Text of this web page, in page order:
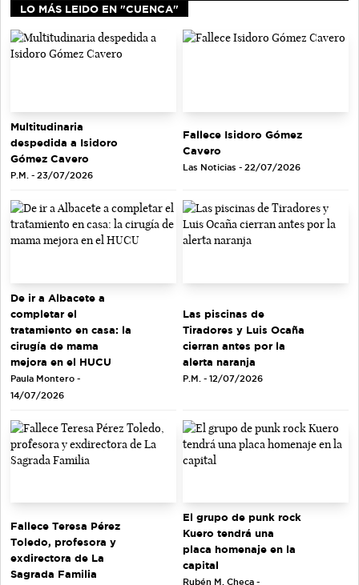
LO MÁS LEIDO EN "CUENCA"
Multitudinaria
despedida a Isidoro
Gómez Cavero
P.M. - 23/07/2026
Fallece Isidoro Gómez
Cavero
Las Noticias - 22/07/2026
De ir a Albacete a
completar el
tratamiento en casa: la
cirugía de mama
mejora en el HUCU
Paula Montero -
14/07/2026
Las piscinas de
Tiradores y Luis Ocaña
cierran antes por la
alerta naranja
P.M. - 12/07/2026
Fallece Teresa Pérez
Toledo, profesora y
exdirectora de La
Sagrada Familia
El grupo de punk rock
Kuero tendrá una
placa homenaje en la
capital
Rubén M. Checa -